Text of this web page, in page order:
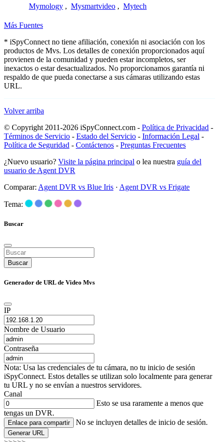
Mymology , Mysmartvideo , Mytech
Más Fuentes
* iSpyConnect no tiene afiliación, conexión ni asociación con los
productos de Mvs. Los detalles de conexión proporcionados aquí
provienen de la comunidad y pueden estar incompletos, ser
inexactos o estar desactualizados. No proporcionamos garantía ni
respaldo de que pueda conectarse a sus cámaras utilizando estas
URL.
Volver arriba
© Copyright 2011-2026 iSpyConnect.com - Política de Privacidad -
Términos de Servicio - Estado del Servicio - Información Legal -
Política de Seguridad - Contáctenos - Preguntas Frecuentes
¿Nuevo usuario? Visite la página principal o lea nuestra guía del
usuario de Agent DVR
Comparar: Agent DVR vs Blue Iris · Agent DVR vs Frigate
Tema:
Buscar
Buscar
Generador de URL de Video Mvs
IP
Nombre de Usuario
Contraseña
Nota: Usa las credenciales de tu cámara, no tu inicio de sesión
iSpyConnect. Estos detalles se utilizan solo localmente para generar
tu URL y no se envían a nuestros servidores.
Canal
Esto se usa raramente a menos que
tengas un DVR.
Enlace para compartir No se incluyen detalles de inicio de sesión.
Generar URL